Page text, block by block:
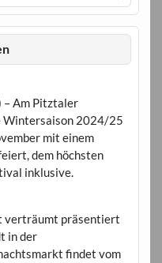
– Am Pitztaler
Wintersaison 2024/25
mit einem
dem höchsten
inklusive.
verträumt präsentiert
in der
findet vom